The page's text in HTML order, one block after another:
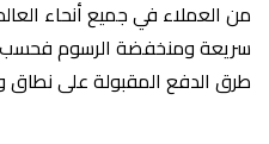
من العملاء في جميع أنحاء
سريعة ومنخفضة الرسوم فحسب،
طرق الدفع المقبولة على نطاق